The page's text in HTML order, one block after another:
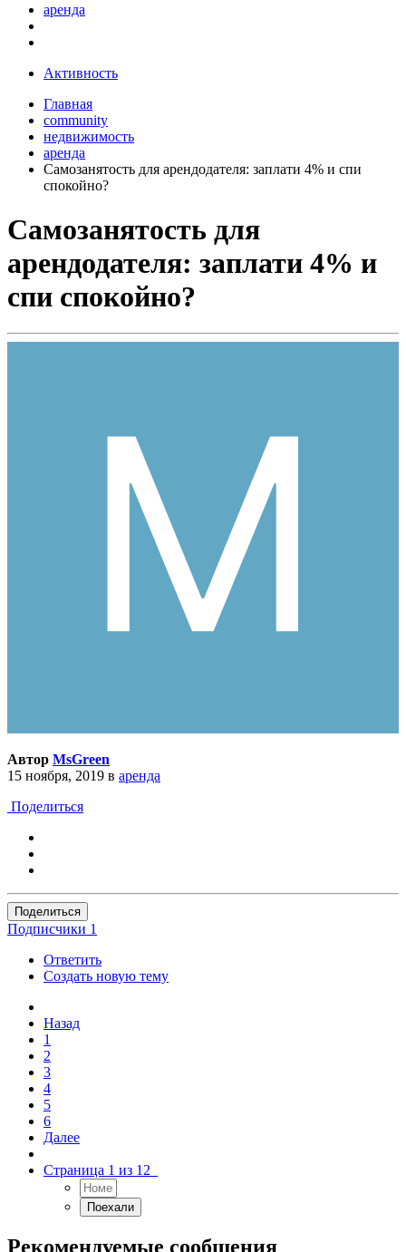
аренда
Активность
Главная
community
недвижимость
аренда
Самозанятость для арендодателя: заплати 4% и спи
спокойно?
Самозанятость для
арендодателя: заплати 4% и
спи спокойно?
Автор MsGreen
15 ноября, 2019 в аренда
Поделиться
Поделиться
Подписчики 1
Ответить
Создать новую тему
Назад
1
2
3
4
5
6
Далее
Страница 1 из 12
Рекомендуемые сообщения